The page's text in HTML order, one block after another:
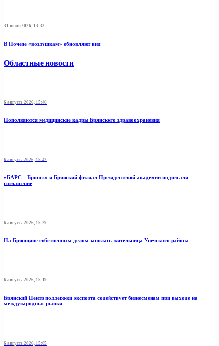
31 июля 2026, 13:33
В Почепе «воздушкам» обновляют вид
Областные новости
6 августа 2026, 15:46
Пополняются медицинские кадры Брянского здравоохранения
6 августа 2026, 15:42
«БАРС – Брянск» и Брянский филиал Президентской академии подписали
соглашение
6 августа 2026, 15:29
На Брянщине собственным делом занялась жительница Унечского района
6 августа 2026, 15:19
Брянский Центр поддержки экспорта содействует бизнесменам при выходе на
международные рынки
6 августа 2026, 15:05